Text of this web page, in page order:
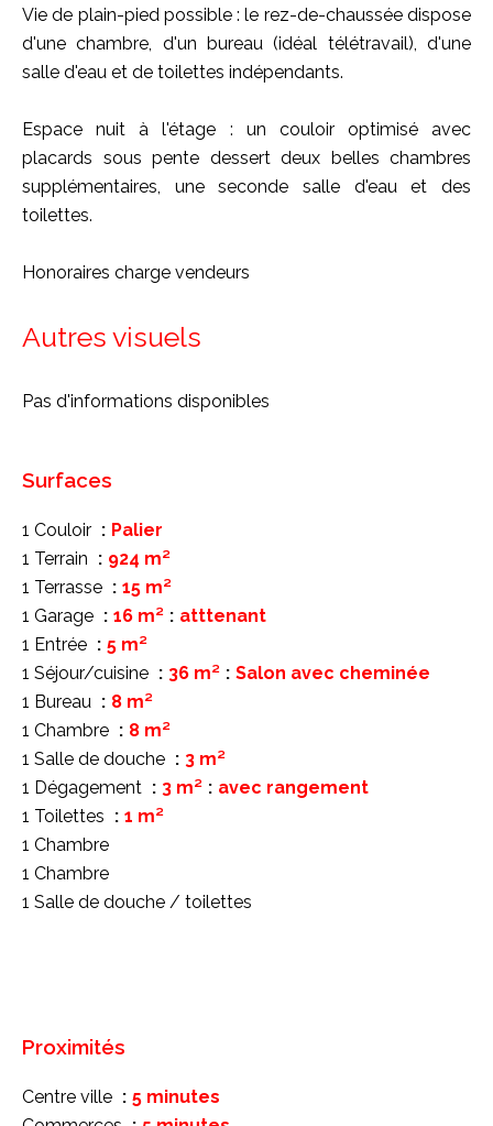
Vie de plain-pied possible : le rez-de-chaussée dispose
d'une chambre, d'un bureau (idéal télétravail), d'une
salle d'eau et de toilettes indépendants.
Espace nuit à l'étage : un couloir optimisé avec
placards sous pente dessert deux belles chambres
supplémentaires, une seconde salle d'eau et des
toilettes.
Honoraires charge vendeurs
Autres visuels
Pas d'informations disponibles
Surfaces
1 Couloir
Palier
1 Terrain
924 m²
1 Terrasse
15 m²
1 Garage
16 m²
atttenant
1 Entrée
5 m²
1 Séjour/cuisine
36 m²
Salon avec cheminée
1 Bureau
8 m²
1 Chambre
8 m²
1 Salle de douche
3 m²
1 Dégagement
3 m²
avec rangement
1 Toilettes
1 m²
1 Chambre
1 Chambre
1 Salle de douche / toilettes
Proximités
Centre ville
5 minutes